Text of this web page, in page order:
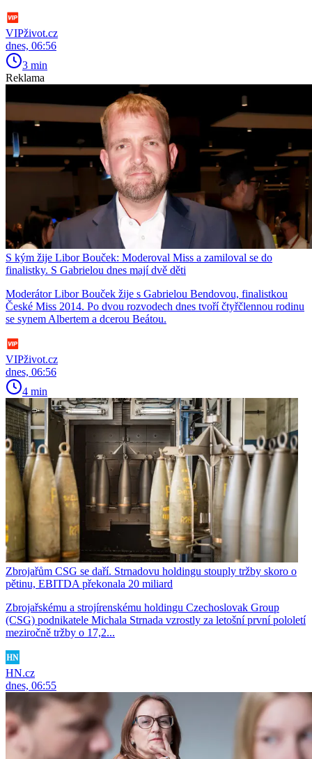
VIPživot.cz
dnes, 06:56
3 min
Reklama
S kým žije Libor Bouček: Moderoval Miss a zamiloval se do
finalistky. S Gabrielou dnes mají dvě děti
Moderátor Libor Bouček žije s Gabrielou Bendovou, finalistkou
České Miss 2014. Po dvou rozvodech dnes tvoří čtyřčlennou rodinu
se synem Albertem a dcerou Beátou.
VIPživot.cz
dnes, 06:56
4 min
Zbrojařům CSG se daří. Strnadovu holdingu stouply tržby skoro o
pětinu, EBITDA překonala 20 miliard
Zbrojařskému a strojírenskému holdingu Czechoslovak Group
(CSG) podnikatele Michala Strnada vzrostly za letošní první pololetí
meziročně tržby o 17,2...
HN.cz
dnes, 06:55